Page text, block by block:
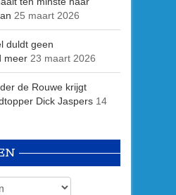
25 maart 2026
duldt geen
meer 23 maart 2026
de Rouwe krijgt
Dick Jaspers 14